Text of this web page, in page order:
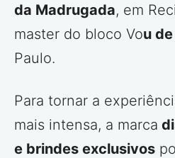
da Madrugada, em
master do bloco Vou
Paulo.
Para tornar a
mais intensa, a marca
e brindes exclusivos